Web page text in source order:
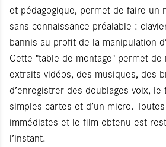
et pédagogique, permet de faire un
sans connaissance préalable :
bannis au profit de la manipulation
Cette "table de montage" permet
extraits vidéos, des musiques, des
d’enregistrer des doublages voix,
simples cartes et d’un micro.
immédiates et le film obtenu est
l’instant.